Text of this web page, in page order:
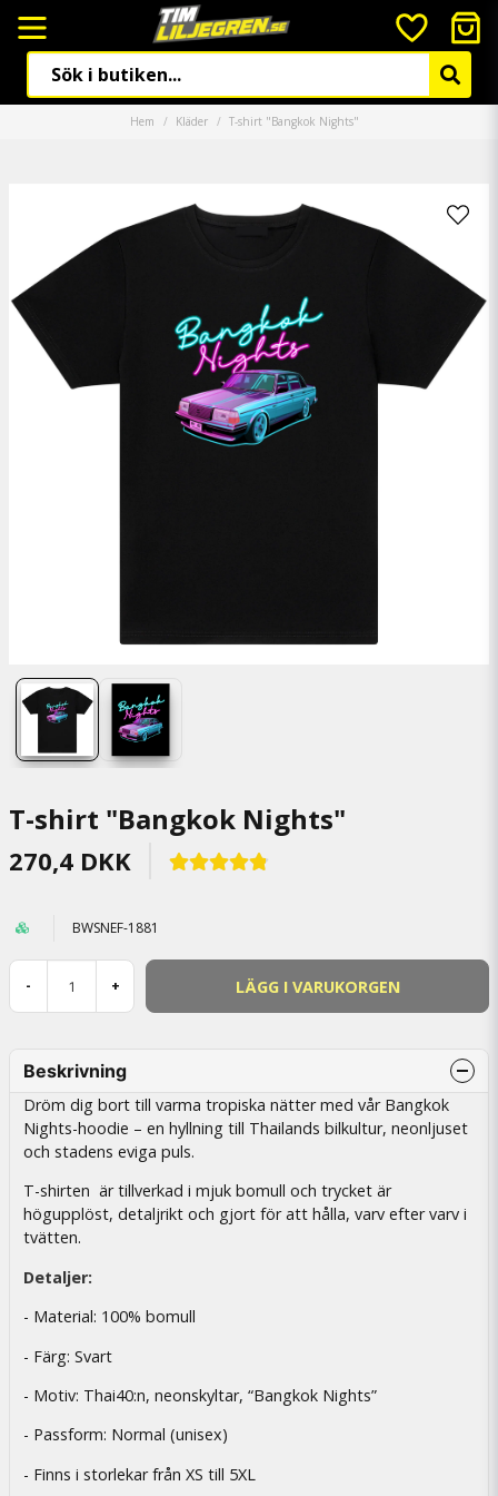
Hem Kläder T-shirt "Bangkok Nights"
T-shirt "Bangkok Nights"
270,4 DKK
BWSNEF-1881
- + LÄGG I VARUKORGEN
Beskrivning
Dröm dig bort till varma tropiska nätter med vår Bangkok
Nights-hoodie – en hyllning till Thailands bilkultur, neonljuset
och stadens eviga puls.
T-shirten är tillverkad i mjuk bomull och trycket är
högupplöst, detaljrikt och gjort för att hålla, varv efter varv i
tvätten.
Detaljer:
- Material: 100% bomull
- Färg: Svart
- Motiv: Thai40:n, neonskyltar, “Bangkok Nights”
- Passform: Normal (unisex)
- Finns i storlekar från XS till 5XL